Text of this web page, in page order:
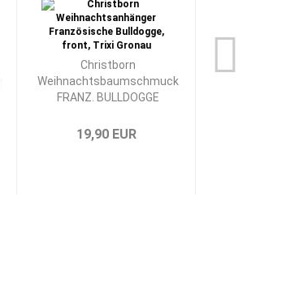
Christborn
Weihnachtsbaumschmuck
FRANZ. BULLDOGGE
19,90 EUR